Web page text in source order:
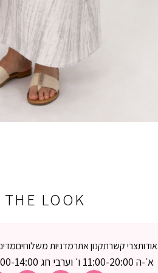
THE LOOK
אודותצרי קשרתקנון אתרמדניות משלוחים
א׳-ה 11:00-20:00 ו׳ וערבי חג 11:00-14:00 (חורף) 11:00-15:00 (קיץ)